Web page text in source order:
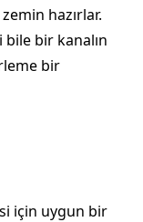
hazırlar.
bir kanalın
bir
için uygun bir